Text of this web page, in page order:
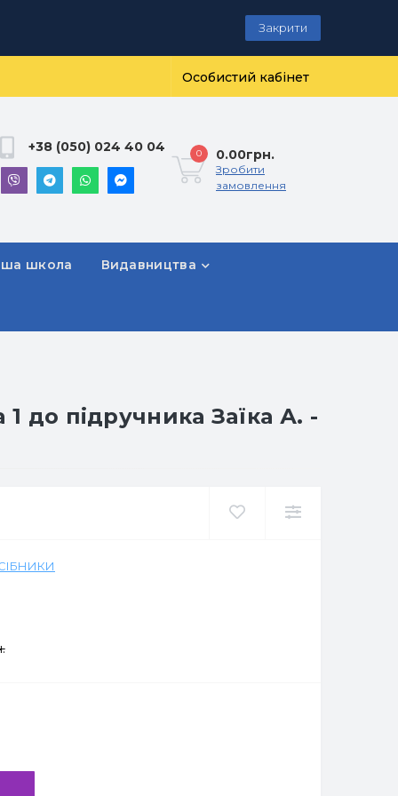
Закрити
Особистий кабінет
+38 (050) 024 40 04 0 0.00грн.
Зробити
замовлення
школа Видавництва
до підручника Заїка А. -